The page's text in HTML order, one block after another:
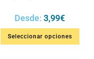
Desde: 3,99€
Seleccionar opciones